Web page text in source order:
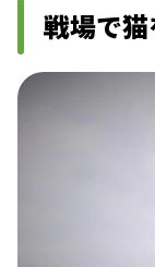
戦場で猫